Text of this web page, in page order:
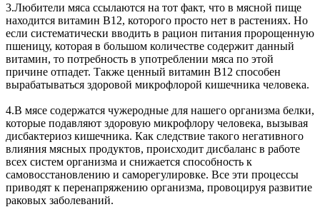
3.Любители мяса ссылаются на тот факт, что в мясной пище
находится витамин В12, которого просто нет в растениях. Но
если систематически вводить в рацион питания пророщенную
пшеницу, которая в большом количестве содержит данный
витамин, то потребность в употреблении мяса по этой
причине отпадет. Также ценный витамин В12 способен
вырабатываться здоровой микрофлорой кишечника человека.
4.В мясе содержатся чужеродные для нашего организма белки,
которые подавляют здоровую микрофлору человека, вызывая
дисбактериоз кишечника. Как следствие такого негативного
влияния мясных продуктов, происходит дисбаланс в работе
всех систем организма и снижается способность к
самовосстановлению и саморегулировке. Все эти процессы
приводят к перенапряжению организма, провоцируя развитие
раковых заболеваний.